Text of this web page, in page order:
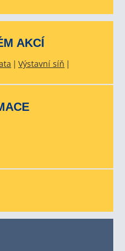
AKCÍ
Výstavní síň